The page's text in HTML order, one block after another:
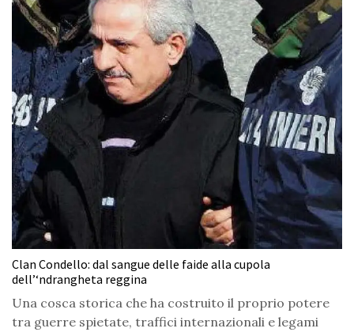
Clan Condello: dal sangue delle faide alla cupola
dell’‘ndrangheta reggina
Una cosca storica che ha costruito il proprio potere
tra guerre spietate, traffici internazionali e legami